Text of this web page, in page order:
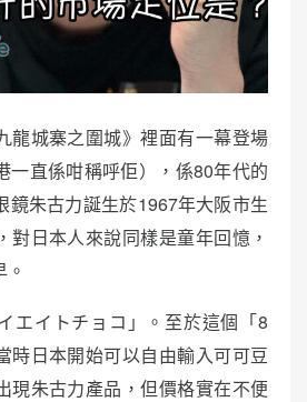
龍城寨之圍城》裡面有一幕登場
一直係咁稱呼佢），係80年代的
鏡朱古力誕生於1967年大阪市生
對日本人來說同樣是童年回憶，
エイトチョコ」。至於這個「8
時日本開始可以自由輸入可可豆
現朱古力產品，但價格實在不便